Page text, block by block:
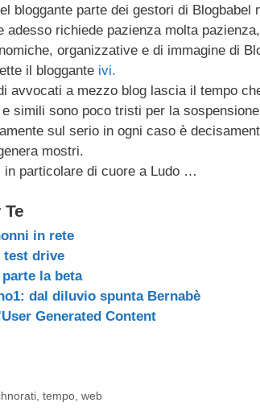
bloggante parte dei gestori di Blogbabel
adesso richiede pazienza molta
organizzative e di immagine di
il bloggante ivi.
avvocati a mezzo blog lascia il tempo
simili sono poco tristi per la
sul serio in ogni caso è
mostri.
in particolare di cuore a Ludo …
in rete
test drive
parte la beta
dal diluvio spunta Bernabè
Generated Content
, tempo, web